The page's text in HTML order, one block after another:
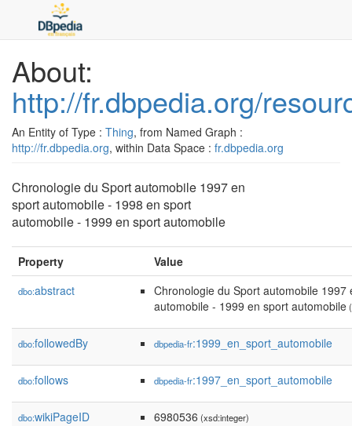
About:
http://fr.dbpedia.org/
An Entity of Type : Thing, from Named Graph :
http://fr.dbpedia.org, within Data Space : fr.dbpedia.org
Chronologie du Sport automobile 1997 en
sport automobile - 1998 en sport
automobile - 1999 en sport automobile
Property Value
dbo:abstract
Chronologie du Sport automobile
automobile - 1999 en sport automobile
dbo:followedBy dbpedia-fr:1999_en_sport_automobile
dbo:follows dbpedia-fr:1997_en_sport_automobile
dbo:wikiPageID 6980536 (xsd:integer)